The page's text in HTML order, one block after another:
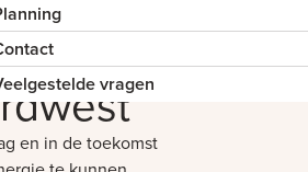
en in de toekomst
vragen